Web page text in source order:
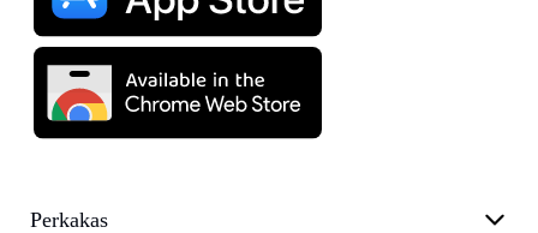
Perkakas